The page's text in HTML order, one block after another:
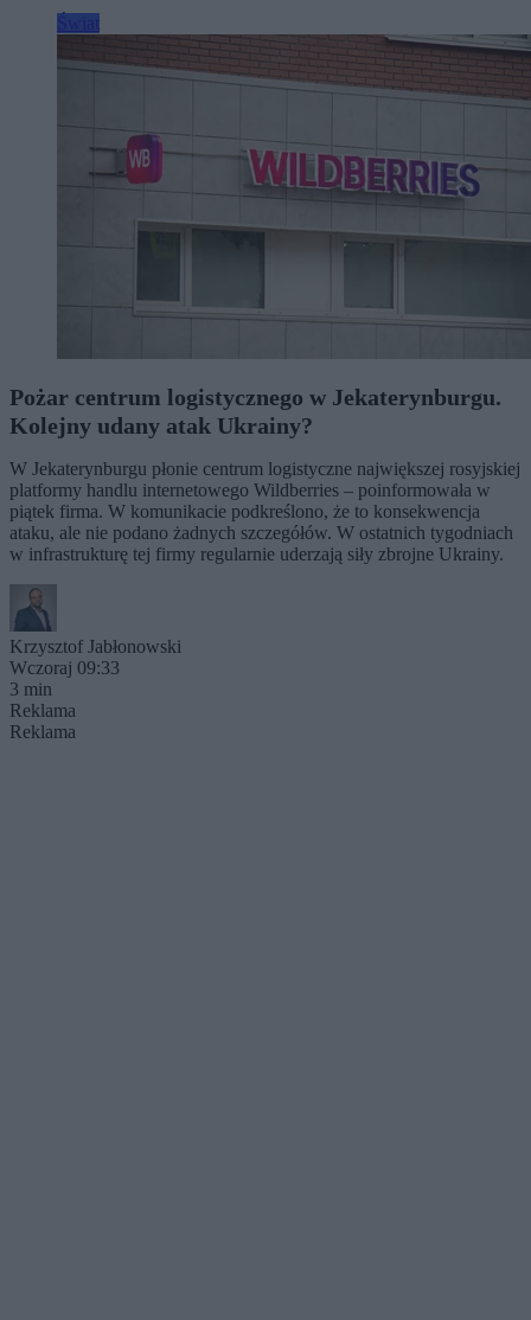
Pożar centrum logistycznego w Jekaterynburgu.
Kolejny udany atak Ukrainy?
W Jekaterynburgu płonie centrum logistyczne największej rosyjskiej
platformy handlu internetowego Wildberries – poinformowała w
piątek firma. W komunikacie podkreślono, że to konsekwencja
ataku, ale nie podano żadnych szczegółów. W ostatnich tygodniach
w infrastrukturę tej firmy regularnie uderzają siły zbrojne Ukrainy.
Krzysztof Jabłonowski
Wczoraj 09:33
3 min
Reklama
Reklama